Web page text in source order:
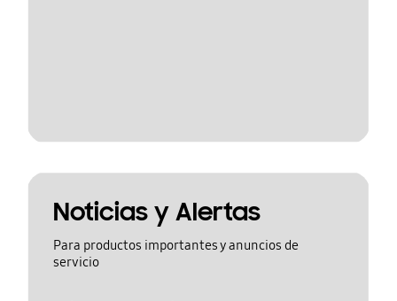
Noticias y Alertas
Para productos importantes y anuncios de
servicio